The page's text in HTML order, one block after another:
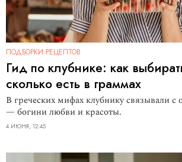
ПОДБОРКИ РЕЦЕПТОВ
Гид по клубнике: как
сколько есть в граммах
В греческих мифах клубнику связывали
— богини любви и красоты.
4 ИЮНЯ, 12:45